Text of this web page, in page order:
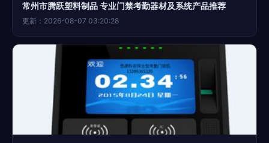
常州市腾跃塑料制品 专业门禁考勤器材及系统产品推荐
更新：2026-08-07 03:20:28